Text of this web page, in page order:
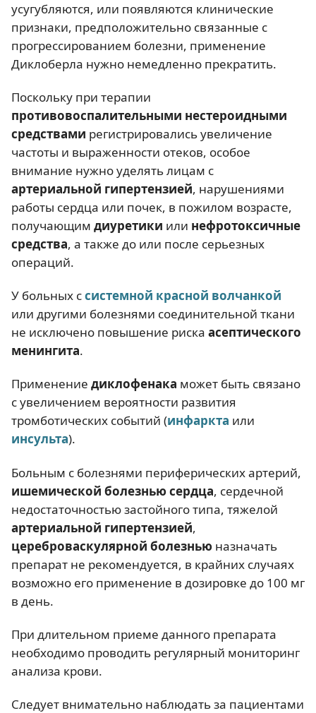
усугубляются, или появляются клинические
признаки, предположительно связанные с
прогрессированием болезни, применение
Диклоберла нужно немедленно прекратить.
Поскольку при терапии
противовоспалительными нестероидными
средствами регистрировались увеличение
частоты и выраженности отеков, особое
внимание нужно уделять лицам с
артериальной гипертензией, нарушениями
работы сердца или почек, в пожилом возрасте,
получающим диуретики или нефротоксичные
средства, а также до или после серьезных
операций.
У больных ссистемной красной волчанкой
или другими болезнями соединительной ткани
не исключено повышение риска асептического
менингита.
Применение диклофенака может быть связано
с увеличением вероятности развития
тромботических событий (инфаркта или
инсульта).
Больным с болезнями периферических артерий,
ишемической болезнью сердца, сердечной
недостаточностью застойного типа, тяжелой
артериальной гипертензией,
цереброваскулярной болезнью назначать
препарат не рекомендуется, в крайних случаях
возможно его применение в дозировке до 100 мг
в день.
При длительном приеме данного препарата
необходимо проводить регулярный мониторинг
анализа крови.
Следует внимательно наблюдать за пациентами